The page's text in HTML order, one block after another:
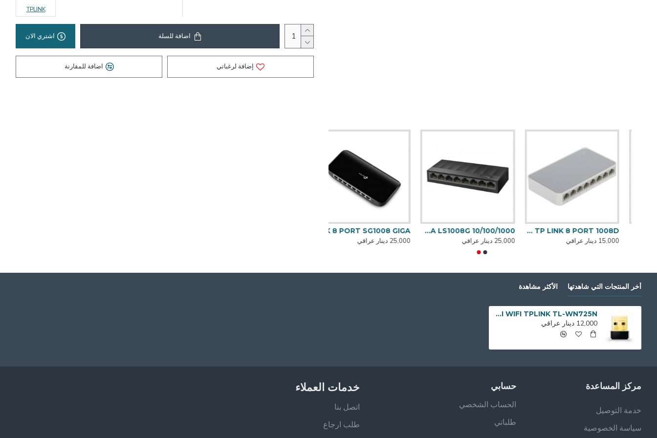
TPLINK
اضافة للسلة اشتري الان
إضافة لرغباتي اضافة للمقارنة
HUB SWICH TP LINK 8 PORT 1008D
15,000 دينار عراقي
HUB SWICH TP LINK 8 PORT GIGA LS1008G 10/100/1000 موزع منافذ انترنت
25,000 دينار عراقي
HUB SWICH TP LINK 8 PORT SG1008 GIGA
25,000 دينار عراقي
أخر المنتجات التي شاهدتها الأكثر مشاهدة
MINI WIFI TPLINK TL-WN725N وايفاي بمنفذ USB
12,000 دينار عراقي
مركز المساعدة
خدمة التوصيل
سياسة الخصوصية
حسابي
الحساب الشخصي
طلباتي
خدمات العملاء
اتصل بنا
طلب ارجاع